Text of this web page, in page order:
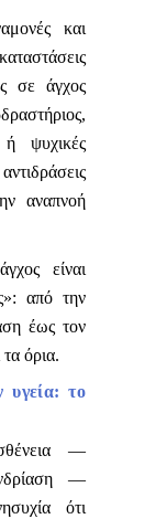
και
σε άγχος
ή ψυχικές
αναπνοή
είναι
από την
έως τον
όρια.
υγεία: το
—
—
ότι